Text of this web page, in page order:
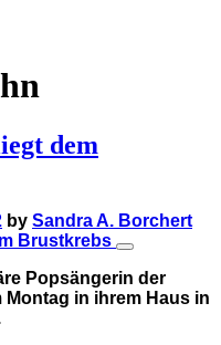
dem
by Sandra A. Borchert
Popsängerin der
Montag in ihrem Haus in